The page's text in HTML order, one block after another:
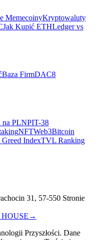
MemecoinyKryptowaluty
Jak Kupić ETHLedger vs
Baza FirmDAC8
PLNPIT-38
NFTWeb3Bitcoin
IndexTVL Ranking
31, 57-550 Stronie
→
Przyszłości. Dane